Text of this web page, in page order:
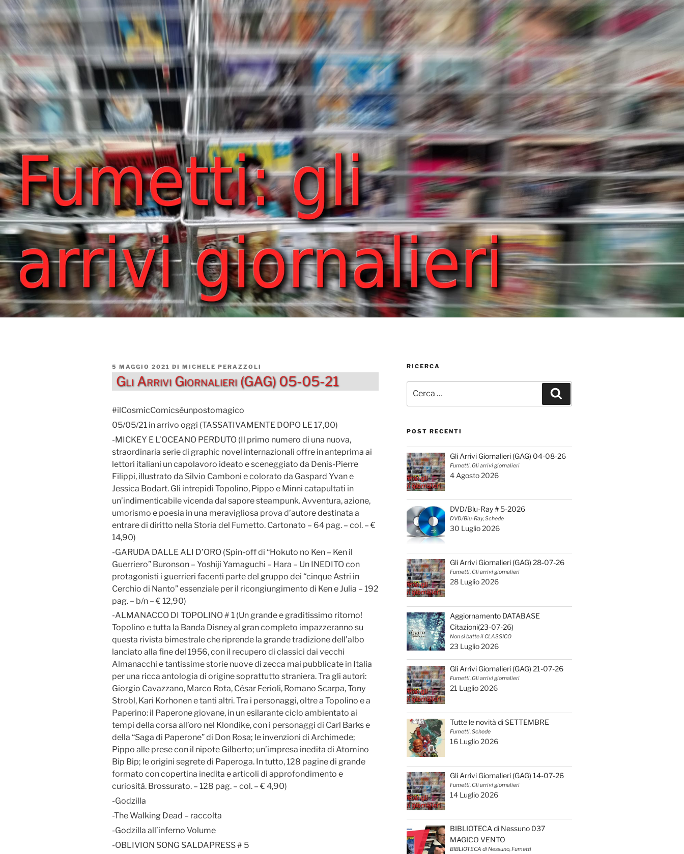
PUBBLICATO
IL
5 MAGGIO 2021 DI MICHELE PERAZZOLI
Gli Arrivi Giornalieri (GAG) 05-05-21
#ilCosmicComicsèunpostomagico
05/05/21 in arrivo oggi (TASSATIVAMENTE DOPO LE 17,00)
-MICKEY E L’OCEANO PERDUTO (Il primo numero di una nuova,
straordinaria serie di graphic novel internazionali offre in anteprima ai
lettori italiani un capolavoro ideato e sceneggiato da Denis-Pierre
Filippi, illustrato da Silvio Camboni e colorato da Gaspard Yvan e
Jessica Bodart. Gli intrepidi Topolino, Pippo e Minni catapultati in
un’indimenticabile vicenda dal sapore steampunk. Avventura, azione,
umorismo e poesia in una meravigliosa prova d’autore destinata a
entrare di diritto nella Storia del Fumetto. Cartonato – 64 pag. – col. – €
14,90)
-GARUDA DALLE ALI D’ORO (Spin-off di “Hokuto no Ken – Ken il
Guerriero” Buronson – Yoshiji Yamaguchi – Hara – Un INEDITO con
protagonisti i guerrieri facenti parte del gruppo dei “cinque Astri in
Cerchio di Nanto” essenziale per il ricongiungimento di Ken e Julia – 192
pag. – b/n – € 12,90)
-ALMANACCO DI TOPOLINO # 1 (Un grande e graditissimo ritorno!
Topolino e tutta la Banda Disney al gran completo impazzeranno su
questa rivista bimestrale che riprende la grande tradizione dell’albo
lanciato alla fine del 1956, con il recupero di classici dai vecchi
Almanacchi e tantissime storie nuove di zecca mai pubblicate in Italia
per una ricca antologia di origine soprattutto straniera. Tra gli autori:
Giorgio Cavazzano, Marco Rota, César Ferioli, Romano Scarpa, Tony
Strobl, Kari Korhonen e tanti altri. Tra i personaggi, oltre a Topolino e a
Paperino: il Paperone giovane, in un esilarante ciclo ambientato ai
tempi della corsa all’oro nel Klondike, con i personaggi di Carl Barks e
della “Saga di Paperone” di Don Rosa; le invenzioni di Archimede;
Pippo alle prese con il nipote Gilberto; un’impresa inedita di Atomino
Bip Bip; le origini segrete di Paperoga. In tutto, 128 pagine di grande
formato con copertina inedita e articoli di approfondimento e
curiosità. Brossurato. – 128 pag. – col. – € 4,90)
-Godzilla
-The Walking Dead – raccolta
-Godzilla all’inferno Volume
-OBLIVION SONG SALDAPRESS # 5
RICERCA
POST RECENTI
Gli Arrivi Giornalieri (GAG) 04-08-26
Fumetti, Gli arrivi giornalieri
4 Agosto 2026
DVD/Blu-Ray # 5-2026
DVD/Blu-Ray, Schede
30 Luglio 2026
Gli Arrivi Giornalieri (GAG) 28-07-26
Fumetti, Gli arrivi giornalieri
28 Luglio 2026
Aggiornamento DATABASE
Citazioni(23-07-26)
Non si batte il CLASSICO
23 Luglio 2026
Gli Arrivi Giornalieri (GAG) 21-07-26
Fumetti, Gli arrivi giornalieri
21 Luglio 2026
Tutte le novità di SETTEMBRE
Fumetti, Schede
16 Luglio 2026
Gli Arrivi Giornalieri (GAG) 14-07-26
Fumetti, Gli arrivi giornalieri
14 Luglio 2026
BIBLIOTECA di Nessuno 037
MAGICO VENTO
BIBLIOTECA di Nessuno, Fumetti